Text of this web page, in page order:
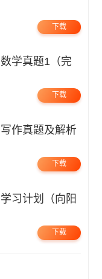
下载
下载
下载
下载